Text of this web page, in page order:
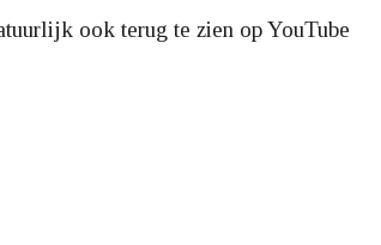
ook terug te zien op YouTube